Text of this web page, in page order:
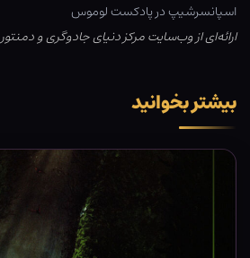
اسپانسرشیپ در پادکست لوموس
ارائه‌ای از وب‌سایت مرکز دنیای جادوگری و دمنتور
بیشتر بخوانید